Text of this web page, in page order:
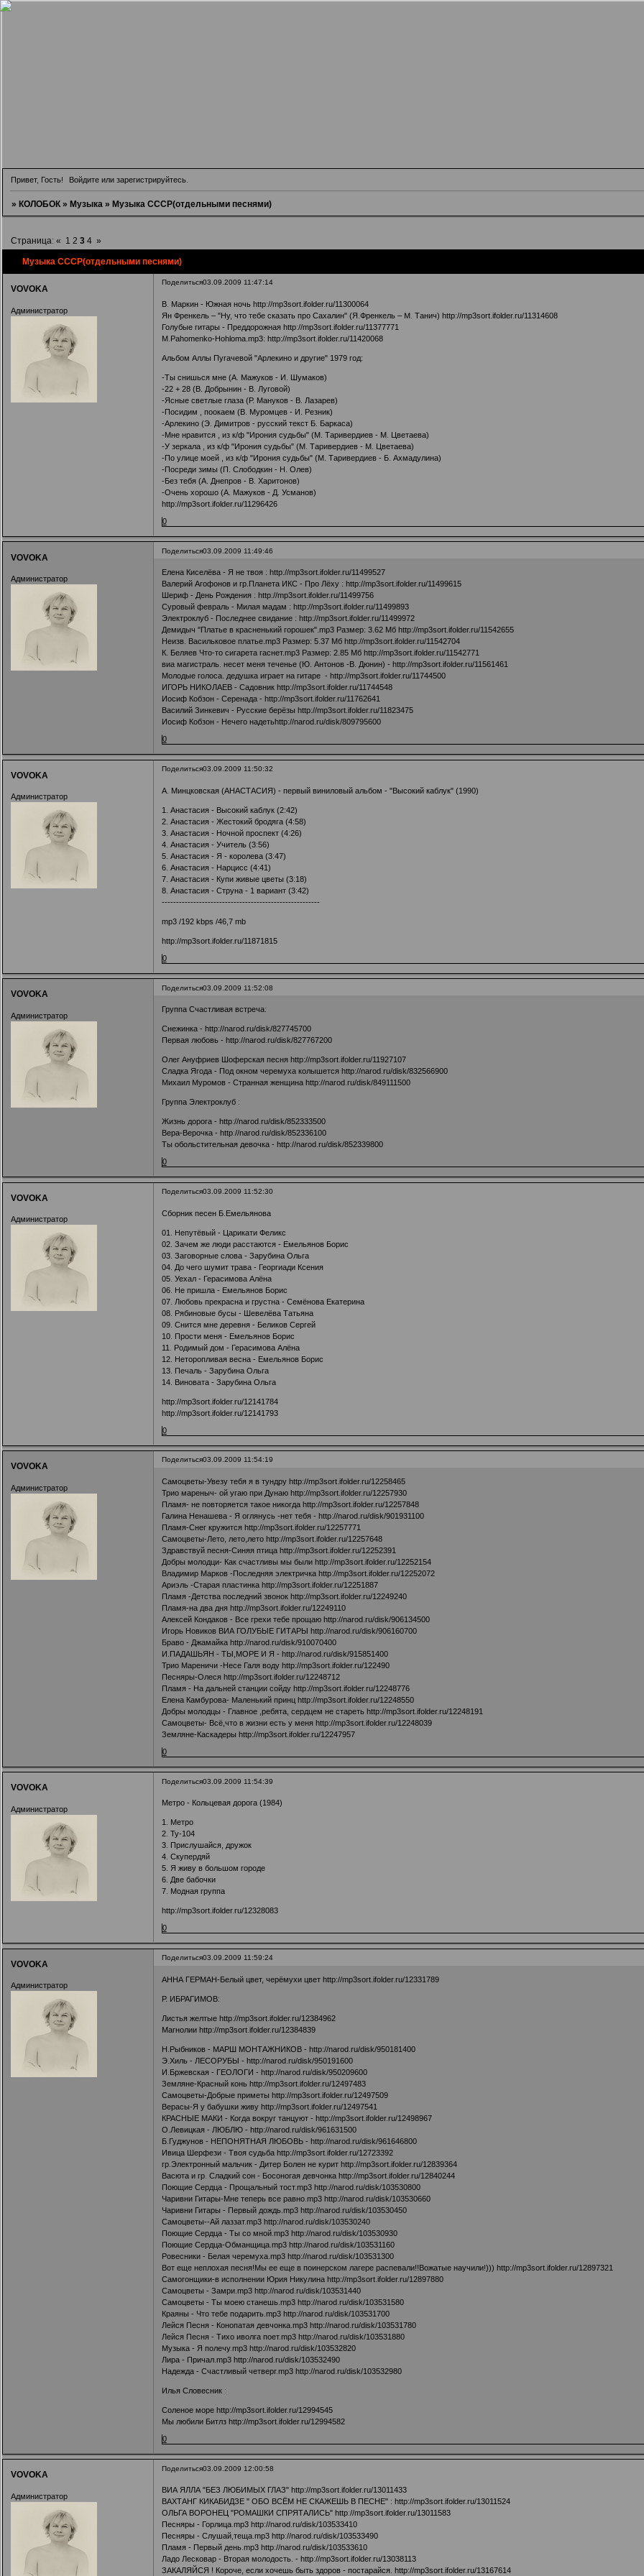
Привет, Гость! Войдите илизарегистрируйтесь
» КОЛОБОК » Музыка » Музыка СССР(отдельными песнями)
Музыка СССР(отдельными песнями)
Страница: « 1 2 3 4 »
Поделиться03.09.2009 11:47:14
VOVOKA
Администратор
В. Маркин - Южная ночь http://mp3sort.ifolder.ru/11300064
Ян Френкель – "Ну, что тебе сказать про Сахалин" (Я.Френкель – М. Танич) http://mp3sort.ifolder.ru/11314608
Голубые гитары - Преддорожная http://mp3sort.ifolder.ru/11377771
M.Pahomenko-Hohloma.mp3: http://mp3sort.ifolder.ru/11420068
Альбом Аллы Пугачевой "Арлекино и другие" 1979 год:
-Ты снишься мне (А. Мажуков - И. Шумаков)
-22 + 28 (В. Добрынин - В. Луговой)
-Ясные светлые глаза (Р. Мануков - В. Лазарев)
-Посидим , поокаем (В. Муромцев - И. Резник)
-Арлекино (Э. Димитров - русский текст Б. Баркаса)
-Мне нравится , из к/ф "Ирония судьбы" (М. Таривердиев - М. Цветаева)
-У зеркала , из к/ф "Ирония судьбы" (М. Таривердиев - М. Цветаева)
-По улице моей , из к/ф "Ирония судьбы" (М. Таривердиев - Б. Ахмадулина)
-Посреди зимы (П. Слободкин - Н. Олев)
-Без тебя (А. Днепров - В. Харитонов)
-Очень хорошо (А. Мажуков - Д. Усманов)
http://mp3sort.ifolder.ru/11296426
0
Поделиться03.09.2009 11:49:46
VOVOKA
Администратор
Елена Киселёва - Я не твоя : http://mp3sort.ifolder.ru/11499527
Валерий Агофонов и гр.Планета ИКС - Про Лёху : http://mp3sort.ifolder.ru/11499615
Шериф - День Рождения : http://mp3sort.ifolder.ru/11499756
Суровый февраль - Милая мадам : http://mp3sort.ifolder.ru/11499893
Электроклуб - Последнее свидание : http://mp3sort.ifolder.ru/11499972
Демидыч "Платье в красненький горошек".mp3 Размер: 3.62 Мб http://mp3sort.ifolder.ru/11542655
Неизв. Васильковое платье.mp3 Размер: 5.37 Мб http://mp3sort.ifolder.ru/11542704
К. Беляев Что-то сигарета гаснет.mp3 Размер: 2.85 Мб http://mp3sort.ifolder.ru/11542771
виа магистраль. несет меня теченье (Ю. Антонов -В. Дюнин) - http://mp3sort.ifolder.ru/11561461
Молодые голоса. дедушка играет на гитаре - http://mp3sort.ifolder.ru/11744500
ИГОРЬ НИКОЛАЕВ - Садовник http://mp3sort.ifolder.ru/11744548
Иосиф Кобзон - Серенада - http://mp3sort.ifolder.ru/11762641
Василий Зинкевич - Русские берёзы http://mp3sort.ifolder.ru/11823475
Иосиф Кобзон - Нечего надетьhttp://narod.ru/disk/809795600
0
Поделиться03.09.2009 11:50:32
VOVOKA
Администратор
А. Минцковская (АНАСТАСИЯ) - первый виниловый альбом - "Высокий каблук" (1990)
1. Анастасия - Высокий каблук (2:42)
2. Анастасия - Жестокий бродяга (4:58)
3. Анастасия - Ночной проспект (4:26)
4. Анастасия - Учитель (3:56)
5. Анастасия - Я - королева (3:47)
6. Анастасия - Нарцисс (4:41)
7. Анастасия - Купи живые цветы (3:18)
8. Анастасия - Струна - 1 вариант (3:42)
-------------------------------------------------------
mp3 /192 kbps /46,7 mb
http://mp3sort.ifolder.ru/11871815
0
Поделиться03.09.2009 11:52:08
VOVOKA
Администратор
Группа Счастливая встреча:
Снежинка - http://narod.ru/disk/827745700
Первая любовь - http://narod.ru/disk/827767200
Олег Ануфриев Шоферская песня http://mp3sort.ifolder.ru/11927107
Сладка Ягода - Под окном черемуха колышется http://narod.ru/disk/832566900
Михаил Муромов - Странная женщина http://narod.ru/disk/849111500
Группа Электроклуб :
Жизнь дорога - http://narod.ru/disk/852333500
Вера-Верочка - http://narod.ru/disk/852336100
Ты обольстительная девочка - http://narod.ru/disk/852339800
0
Поделиться03.09.2009 11:52:30
VOVOKA
Администратор
Сборник песен Б.Емельянова
01. Непутёвый - Царикати Феликс
02. Зачем же люди расстаются - Емельянов Борис
03. Заговорные слова - Зарубина Ольга
04. До чего шумит трава - Георгиади Ксения
05. Уехал - Герасимова Алёна
06. Не пришла - Емельянов Борис
07. Любовь прекрасна и грустна - Семёнова Екатерина
08. Рябиновые бусы - Шевелёва Татьяна
09. Снится мне деревня - Беликов Сергей
10. Прости меня - Емельянов Борис
11. Родимый дом - Герасимова Алёна
12. Неторопливая весна - Емельянов Борис
13. Печаль - Зарубина Ольга
14. Виновата - Зарубина Ольга
http://mp3sort.ifolder.ru/12141784
http://mp3sort.ifolder.ru/12141793
0
Поделиться03.09.2009 11:54:19
VOVOKA
Администратор
Самоцветы-Увезу тебя я в тундру http://mp3sort.ifolder.ru/12258465
Трио мареныч- ой угаю при Дунаю http://mp3sort.ifolder.ru/12257930
Пламя- не повторяется такое никогда http://mp3sort.ifolder.ru/12257848
Галина Ненашева - Я оглянусь -нет тебя - http://narod.ru/disk/901931100
Пламя-Снег кружится http://mp3sort.ifolder.ru/12257771
Самоцветы-Лето, лето,лето http://mp3sort.ifolder.ru/12257648
Здравствуй песня-Синяя птица http://mp3sort.ifolder.ru/12252391
Добры молодци- Как счастливы мы были http://mp3sort.ifolder.ru/12252154
Владимир Марков -Последняя электричка http://mp3sort.ifolder.ru/12252072
Ариэль -Старая пластинка http://mp3sort.ifolder.ru/12251887
Пламя -Детства последний звонок http://mp3sort.ifolder.ru/12249240
Пламя-на два дня http://mp3sort.ifolder.ru/12249110
Алексей Кондаков - Все грехи тебе прощаю http://narod.ru/disk/906134500
Игорь Новиков ВИА ГОЛУБЫЕ ГИТАРЫ http://narod.ru/disk/906160700
Браво - Джамайка http://narod.ru/disk/910070400
И.ПАДАШЬЯН - ТЫ,МОРЕ И Я - http://narod.ru/disk/915851400
Трио Мареничи -Несе Галя воду http://mp3sort.ifolder.ru/122490
Песняры-Олеся http://mp3sort.ifolder.ru/12248712
Пламя - На дальней станции сойду http://mp3sort.ifolder.ru/12248776
Елена Камбурова- Маленький принц http://mp3sort.ifolder.ru/12248550
Добры молодцы - Главное ,ребята, сердцем не стареть http://mp3sort.ifolder.ru/12248191
Самоцветы- Всё,что в жизни есть у меня http://mp3sort.ifolder.ru/12248039
Земляне-Каскадеры http://mp3sort.ifolder.ru/12247957
0
Поделиться03.09.2009 11:54:39
VOVOKA
Администратор
Метро - Кольцевая дорога (1984)
1. Метро
2. Ту-104
3. Прислушайся, дружок
4. Скупердяй
5. Я живу в большом городе
6. Две бабочки
7. Модная группа
http://mp3sort.ifolder.ru/12328083
0
Поделиться03.09.2009 11:59:24
VOVOKA
Администратор
АННА ГЕРМАН-Белый цвет, черёмухи цвет http://mp3sort.ifolder.ru/12331789
Р. ИБРАГИМОВ:
Листья желтые http://mp3sort.ifolder.ru/12384962
Магнолии http://mp3sort.ifolder.ru/12384839
Н.Рыбников - МАРШ МОНТАЖНИКОВ - http://narod.ru/disk/950181400
Э.Хиль - ЛЕСОРУБЫ - http://narod.ru/disk/950191600
И.Бржевская - ГЕОЛОГИ - http://narod.ru/disk/950209600
Земляне-Красный конь http://mp3sort.ifolder.ru/12497483
Самоцветы-Добрые приметы http://mp3sort.ifolder.ru/12497509
Верасы-Я у бабушки живу http://mp3sort.ifolder.ru/12497541
КРАСНЫЕ МАКИ - Когда вокруг танцуют - http://mp3sort.ifolder.ru/12498967
О.Левицкая - ЛЮБЛЮ - http://narod.ru/disk/961631500
Б.Гуджунов - НЕПОНЯТНАЯ ЛЮБОВЬ - http://narod.ru/disk/961646800
Ивица Шерфези - Твоя судьба http://mp3sort.ifolder.ru/12723392
гр.Электронный мальчик - Дитер Болен не курит http://mp3sort.ifolder.ru/12839364
Васюта и гр. Сладкий сон - Босоногая девчонка http://mp3sort.ifolder.ru/12840244
Поющие Сердца - Прощальный тост.mp3 http://narod.ru/disk/103530800
Чаривни Гитары-Мне теперь все равно.mp3 http://narod.ru/disk/103530660
Чаривни Гитары - Первый дождь.mp3 http://narod.ru/disk/103530450
Самоцветы--Ай лаззат.mp3 http://narod.ru/disk/103530240
Поющие Сердца - Ты со мной.mp3 http://narod.ru/disk/103530930
Поющие Сердца-Обманщица.mp3 http://narod.ru/disk/103531160
Ровесники - Белая черемуха.mp3 http://narod.ru/disk/103531300
Вот еще неплохая песня!Мы ее еще в поинерском лагере распевали!!Вожатые научили!))) http://mp3sort.ifolder.ru/12897321
Самогонщики-в исполнении Юрия Никулина http://mp3sort.ifolder.ru/12897880
Самоцветы - Замри.mp3 http://narod.ru/disk/103531440
Самоцветы - Ты моею станешь.mp3 http://narod.ru/disk/103531580
Краяны - Что тебе подарить.mp3 http://narod.ru/disk/103531700
Лейся Песня - Конопатая девчонка.mp3 http://narod.ru/disk/103531780
Лейся Песня - Тихо иволга поет.mp3 http://narod.ru/disk/103531880
Музыка - Я полечу.mp3 http://narod.ru/disk/103532820
Лира - Причал.mp3 http://narod.ru/disk/103532490
Надежда - Счастливый четверг.mp3 http://narod.ru/disk/103532980
Илья Словесник :
Соленое море http://mp3sort.ifolder.ru/12994545
Мы любили Битлз http://mp3sort.ifolder.ru/12994582
0
Поделиться03.09.2009 12:00:58
VOVOKA
Администратор
ВИА ЯЛЛА "БЕЗ ЛЮБИМЫХ ГЛАЗ" http://mp3sort.ifolder.ru/13011433
ВАХТАНГ КИКАБИДЗЕ " ОБО ВСЁМ НЕ СКАЖЕШЬ В ПЕСНЕ" : http://mp3sort.ifolder.ru/13011524
ОЛЬГА ВОРОНЕЦ "РОМАШКИ СПРЯТАЛИСЬ" http://mp3sort.ifolder.ru/13011583
Песняры - Горлица.mp3 http://narod.ru/disk/103533410
Песняры - Слушай,теща.mp3 http://narod.ru/disk/103533490
Пламя - Первый день.mp3 http://narod.ru/disk/103533610
Ладо Лесковар - Вторая молодость. - http://mp3sort.ifolder.ru/13038113
ЗАКАЛЯЙСЯ ! Короче, если хочешь быть здоров - постарайся. http://mp3sort.ifolder.ru/13167614